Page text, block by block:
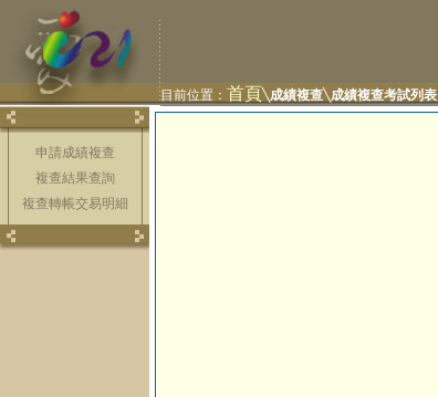
目前位置： 首頁╲成績複查╲成績複查考試列表
申請成績複查
複查結果查詢
複查轉帳交易明細